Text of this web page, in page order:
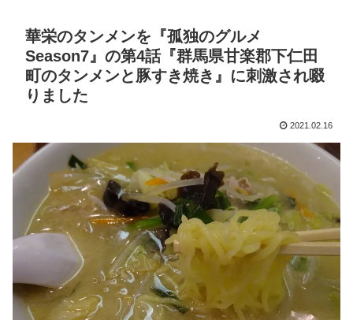
華栄のタンメンを『孤独のグルメ
Season7』の第4話『群馬県甘楽郡下仁田
町のタンメンと豚すき焼き』に刺激され啜
りました
2021.02.16